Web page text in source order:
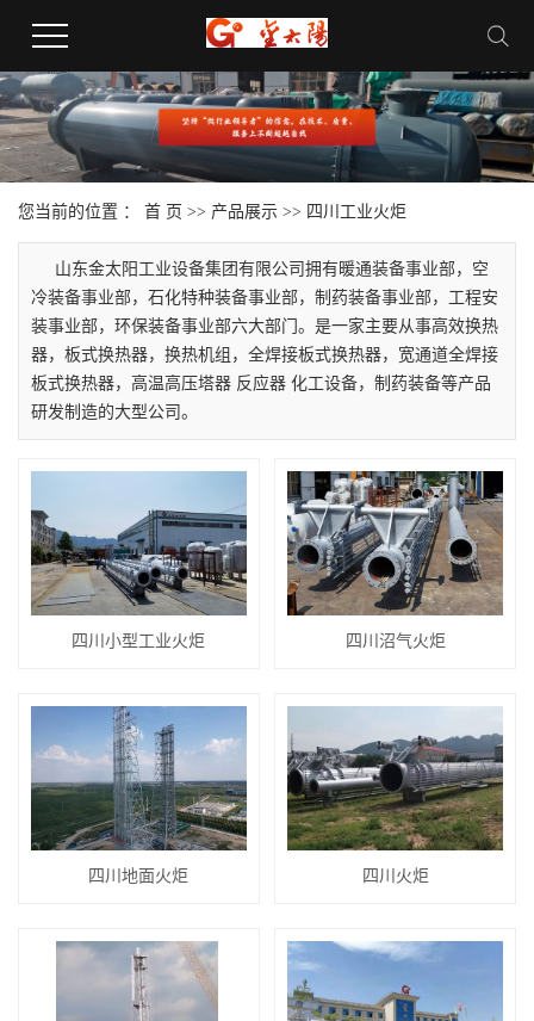
您当前的位置 ： 首 页 >> 产品展示 >> 四川工业火炬
山东金太阳工业设备集团有限公司拥有暖通装备事业部，空
冷装备事业部，石化特种装备事业部，制药装备事业部，工程安
装事业部，环保装备事业部六大部门。是一家主要从事高效换热
器，板式换热器，换热机组，全焊接板式换热器，宽通道全焊接
板式换热器，高温高压塔器 反应器 化工设备，制药装备等产品
研发制造的大型公司。
四川小型工业火炬 四川沼气火炬
四川地面火炬 四川火炬